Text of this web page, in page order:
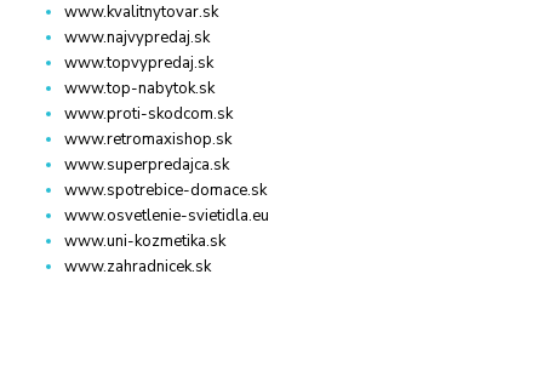
www.kvalitnytovar.sk
www.najvypredaj.sk
www.topvypredaj.sk
www.top-nabytok.sk
www.proti-skodcom.sk
www.retromaxishop.sk
www.superpredajca.sk
www.spotrebice-domace.sk
www.osvetlenie-svietidla.eu
www.uni-kozmetika.sk
www.zahradnicek.sk